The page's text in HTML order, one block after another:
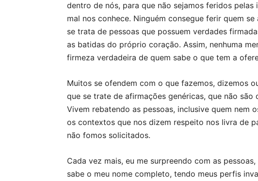
dentro de nós, para que não sejamos feridos
mal nos conhece. Ninguém consegue ferir quem
se trata de pessoas que possuem verdades
as batidas do próprio coração. Assim, nenhuma
firmeza verdadeira de quem sabe o que tem a
Muitos se ofendem com o que fazemos, dizemos
que se trate de afirmações genéricas, que não
Vivem rebatendo as pessoas, inclusive quem nem
os contextos que nos dizem respeito nos livra de
não fomos solicitados.
Cada vez mais, eu me surpreendo com as
sabe o meu nome completo, tendo meus perfis